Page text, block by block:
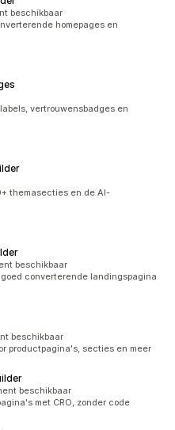
beschikbaar
homepages en
vertrouwensbadges en
themasecties en de AI-
beschikbaar
converterende landingspagina
beschikbaar
productpagina's, secties en meer
beschikbaar
met CRO, zonder code